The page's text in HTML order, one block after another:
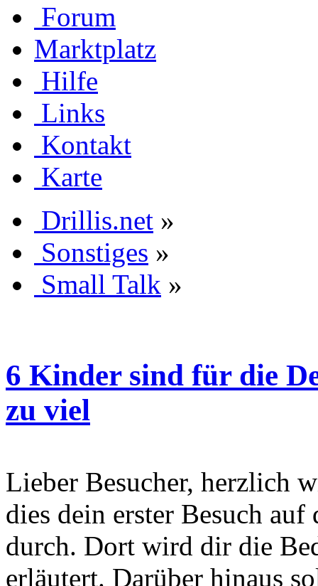
Forum
Marktplatz
Hilfe
Links
Kontakt
Karte
Drillis.net »
Sonstiges »
Small Talk »
6 Kinder sind für die
zu viel
Lieber Besucher, herzlich
dies dein erster Besuch
durch. Dort wird dir die
erläutert. Darüber hinaus